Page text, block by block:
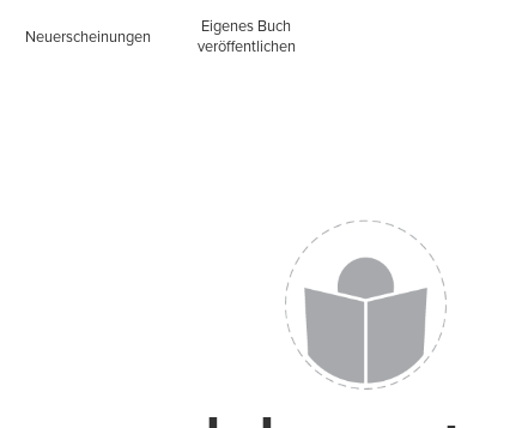
Neuerscheinungen
Eigenes Buch
veröffentlichen